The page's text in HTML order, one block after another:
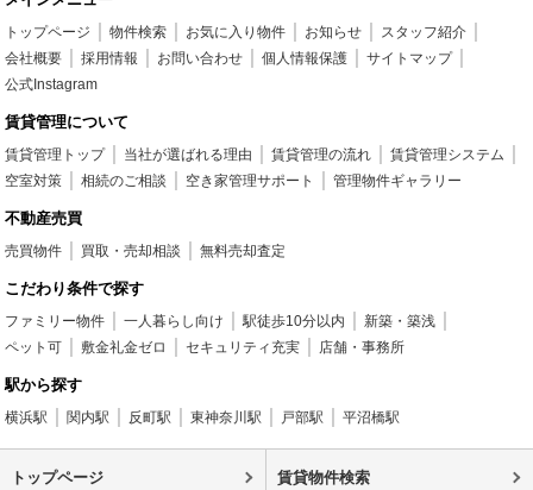
トップページ 物件検索 お気に入り物件 お知らせ
スタッフ紹介
会社概要
採用情報 お問い合わせ 個人情報保護
サイトマップ
公式Instagram
賃貸管理について
賃貸管理トップ 当社が選ばれる理由 賃貸管理の流れ
賃貸管理システム
空室対策
相続のご相談 空き家管理サポート 管理物件ギャラリー
不動産売買
売買物件 買取・売却相談 無料売却査定
こだわり条件で探す
ファミリー物件 一人暮らし向け 駅徒歩10分以内
新築・築浅
ペット可
敷金礼金ゼロ セキュリティ充実 店舗・事務所
駅から探す
横浜駅 関内駅 反町駅 東神奈川駅 戸部駅 平沼橋駅
トップページ 賃貸物件検索